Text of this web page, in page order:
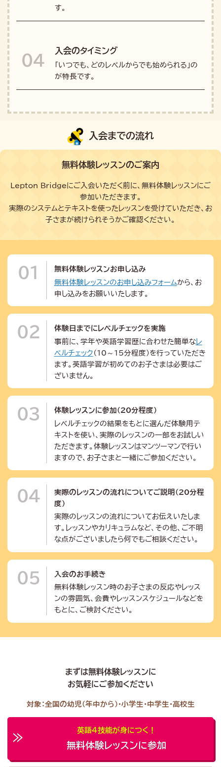
す。
04
入会のタイミング
「いつでも、どのレベルからでも始められる」の
が特長です。
入会までの流れ
無料体験レッスンのご案内
Lepton Bridgeにご入会いただく前に、無料体験レッスンにご
参加いただきます。
実際のシステムとテキストを使ったレッスンを受けていただき、お
子さまが続けられそうかご確認ください。
01
無料体験レッスンお申し込み
無料体験レッスンのお申し込みフォームから、お
申し込みをお願いいたします。
02
体験日までにレベルチェックを実施
事前に、学年や英語学習歴に合わせた簡単なレ
ベルチェック （10～15分程度）を行っていただき
ます。英語学習が初めてのお子さまは必要はご
ざいません。
03
体験レッスンに参加（20分程度）
レベルチェックの結果をもとに選んだ体験用テ
キストを使い、実際のレッスンの一部をお試しい
ただきます。体験レッスンはマンツーマンで行い
ますので、お子さまと一緒にご参加ください。
04
実際のレッスンの流れについてご説明（20分程
度）
実際のレッスンの流れについてお伝えいたしま
す。レッスンやカリキュラムなど、その他、ご不明
な点がございましたら何でもご相談ください。
05
入会のお手続き
無料体験レッスン時のお子さまの反応やレッス
ンの雰囲気、会費やレッスンスケジュールなどを
もとに、ご検討ください。
まずは無料体験レッスンに
お気軽にご参加ください
対象：全国の幼児（年中から）・小学生・中学生・高校生
英語４技能が身につく！
無料体験レッスンに参加